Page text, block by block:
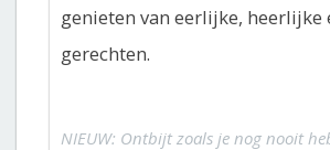
genieten van eerlijke, heerlijke
gerechten.
NIEUW: Ontbijt zoals je nog nooit